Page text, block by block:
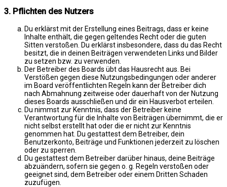
3. Pflichten des Nutzers
Du erklärst mit der Erstellung eines Beitrags, dass er keine
Inhalte enthält, die gegen geltendes Recht oder die guten
Sitten verstoßen. Du erklärst insbesondere, dass du das Recht
besitzt, die in deinen Beiträgen verwendeten Links und Bilder
zu setzen bzw. zu verwenden.
Der Betreiber des Boards übt das Hausrecht aus. Bei
Verstößen gegen diese Nutzungsbedingungen oder anderer
im Board veröffentlichten Regeln kann der Betreiber dich
nach Abmahnung zeitweise oder dauerhaft von der Nutzung
dieses Boards ausschließen und dir ein Hausverbot erteilen.
Du nimmst zur Kenntnis, dass der Betreiber keine
Verantwortung für die Inhalte von Beiträgen übernimmt, die er
nicht selbst erstellt hat oder die er nicht zur Kenntnis
genommen hat. Du gestattest dem Betreiber, dein
Benutzerkonto, Beiträge und Funktionen jederzeit zu löschen
oder zu sperren.
Du gestattest dem Betreiber darüber hinaus, deine Beiträge
abzuändern, sofern sie gegen o. g. Regeln verstoßen oder
geeignet sind, dem Betreiber oder einem Dritten Schaden
zuzufügen.